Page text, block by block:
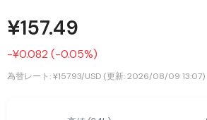
¥157.49
-¥0.082 (-0.05%)
為替レート: ¥157.93/USD (更新: 2026/08/09 13:07)